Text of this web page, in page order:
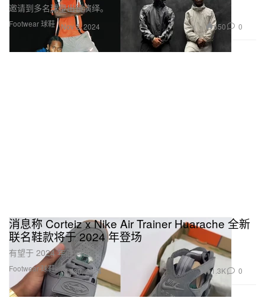
Footwear 球鞋
邀请到多名球星出镜演绎。
Nov 2, 2024 650 0
Footwear 球鞋
消息称 Corteiz x Nike Air Trainer Huarache 全新
联名鞋款将于 2024 年登场
有望于 2024 年底问世。
Oct 30, 2024 1.3K 0